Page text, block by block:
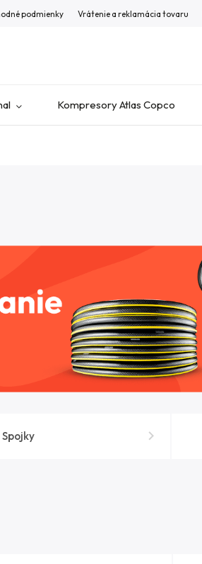
podmienky Vrátenie a reklamácia tovaru
Kompresory Atlas Copco
Spojky